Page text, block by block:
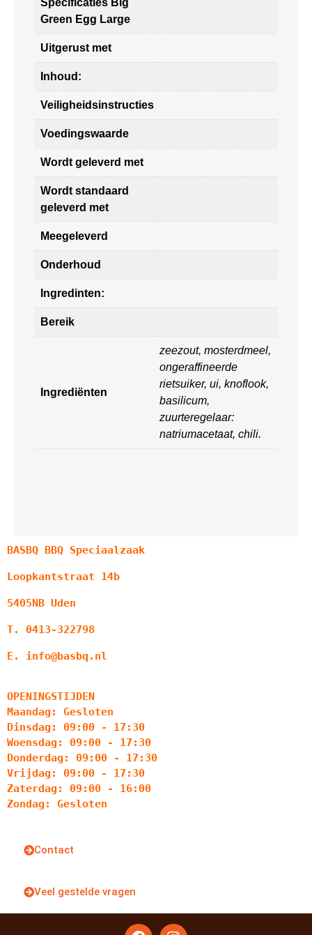
Specificaties Big
Green Egg Large
Uitgerust met
Inhoud:
Veiligheidsinstructies
Voedingswaarde
Wordt geleverd met
Wordt standaard
geleverd met
Meegeleverd
Onderhoud
Ingredinten:
Bereik
Ingrediënten
zeezout, mosterdmeel,
ongeraffineerde
rietsuiker, ui, knoflook,
basilicum,
zuurteregelaar:
natriumacetaat, chili.
BASBQ BBQ Speciaalzaak
Loopkantstraat 14b
5405NB Uden
T. 0413-322798
E. info@basbq.nl
OPENINGSTIJDEN
Maandag: Gesloten
Dinsdag: 09:00 - 17:30
Woensdag: 09:00 - 17:30
Donderdag: 09:00 - 17:30
Vrijdag: 09:00 - 17:30
Zaterdag: 09:00 - 16:00
Zondag: Gesloten
Contact
Veel gestelde vragen